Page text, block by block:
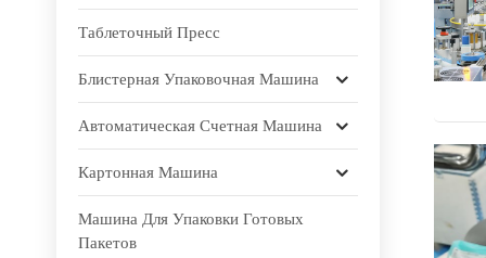
Таблеточный Пресс
Блистерная Упаковочная Машина
Автоматическая Счетная Машина
Картонная Машина
Машина Для Упаковки Готовых
Пакетов